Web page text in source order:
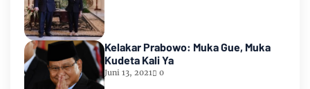
Kelakar Prabowo: Muka Gue, Muka
Kudeta Kali Ya
Juni 13, 2021 0